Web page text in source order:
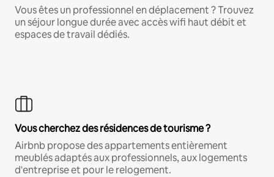
Vous êtes un professionnel en déplacement ? Trouvez
un séjour longue durée avec accès wifi haut débit et
espaces de travail dédiés.
Vous cherchez des résidences de tourisme ?
Airbnb propose des appartements entièrement
meublés adaptés aux professionnels, aux logements
d'entreprise et pour le relogement.